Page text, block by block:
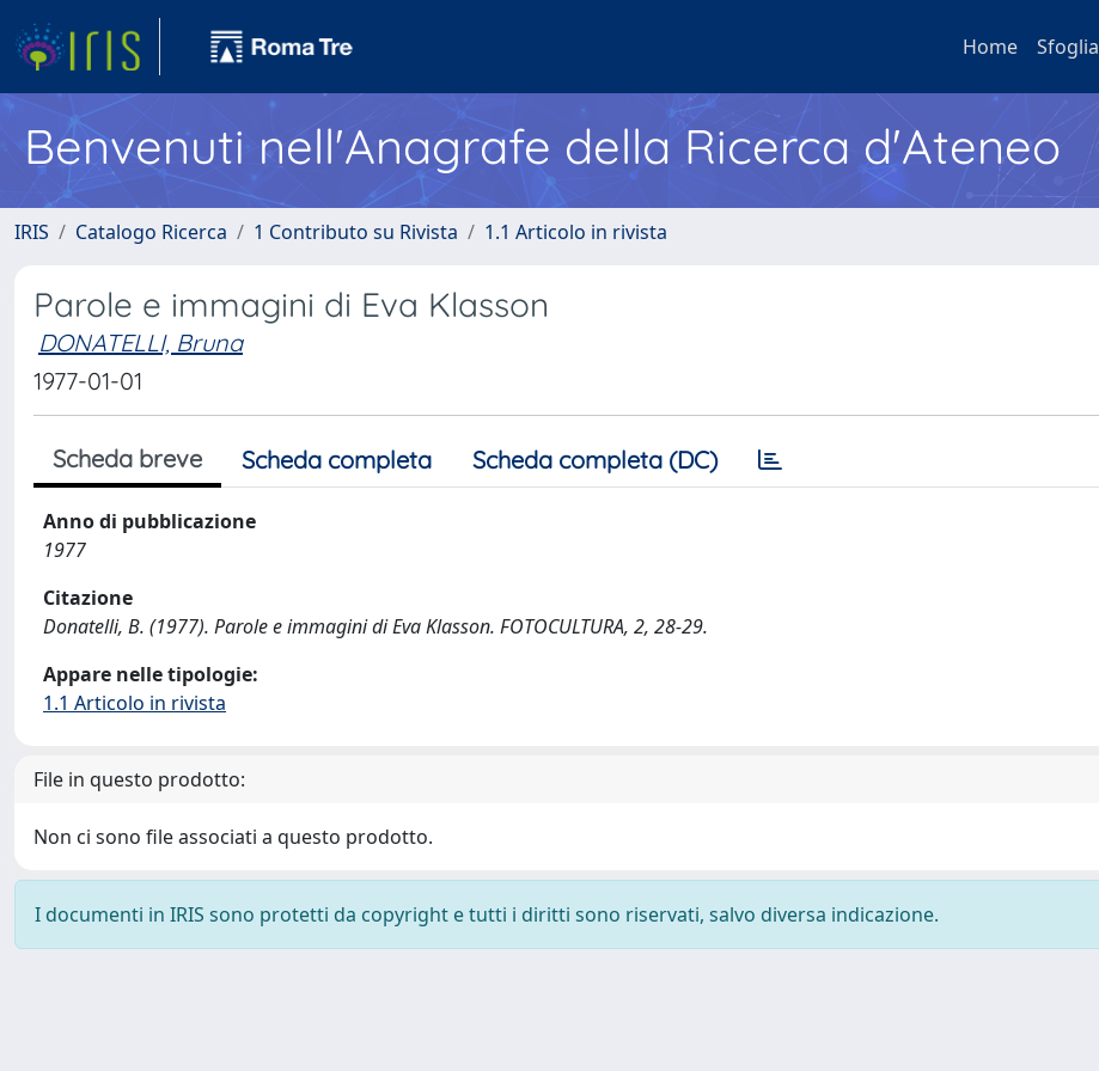
Home Sfoglia
Benvenuti nell'Anagrafe della Ricerca d'Ateneo
IRIS Catalogo Ricerca 1 Contributo su Rivista 1.1 Articolo in rivista
Parole e immagini di Eva Klasson
DONATELLI, Bruna
1977-01-01
Scheda breve Scheda completa Scheda completa (DC)
Anno di pubblicazione
1977
Citazione
Donatelli, B. (1977). Parole e immagini di Eva Klasson. FOTOCULTURA, 2, 28-29.
Appare nelle tipologie:
1.1 Articolo in rivista
File in questo prodotto:
Non ci sono file associati a questo prodotto.
I documenti in IRIS sono protetti da copyright e tutti i diritti sono riservati, salvo diversa indicazione.